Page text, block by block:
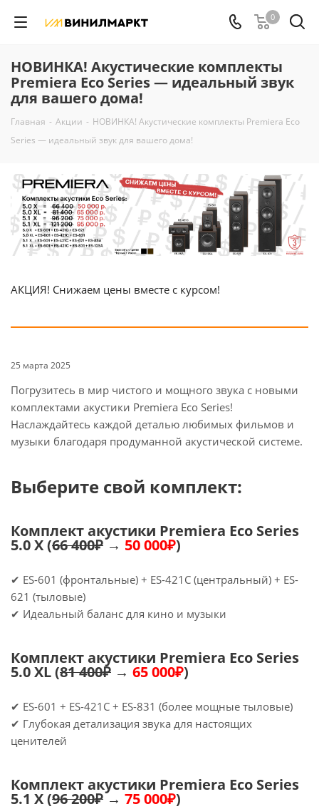
0
НОВИНКА! Акустические комплекты
Premiera Eco Series — идеальный звук
для вашего дома!
Главная - Акции - НОВИНКА! Акустические комплекты Premiera Eco
Series — идеальный звук для вашего дома!
АКЦИЯ! Снижаем цены вместе с курсом!
25 марта 2025
Погрузитесь в мир чистого и мощного звука с новыми
комплектами акустики Premiera Eco Series!
Наслаждайтесь каждой деталью любимых фильмов и
музыки благодаря продуманной акустической системе.
Выберите свой комплект:
Комплект акустики Premiera Eco Series
5.0 X (66 400₽→ 50 000₽)
✔ ES-601 (фронтальные) + ES-421C (центральный) + ES-
621 (тыловые)
✔ Идеальный баланс для кино и музыки
Комплект акустики Premiera Eco Series
5.0 XL (81 400₽ → 65 000₽)
✔ ES-601 + ES-421C + ES-831 (более мощные тыловые)
✔ Глубокая детализация звука для настоящих
ценителей
Комплект акустики Premiera Eco Series
5.1 X (96 200₽→ 75 000₽)